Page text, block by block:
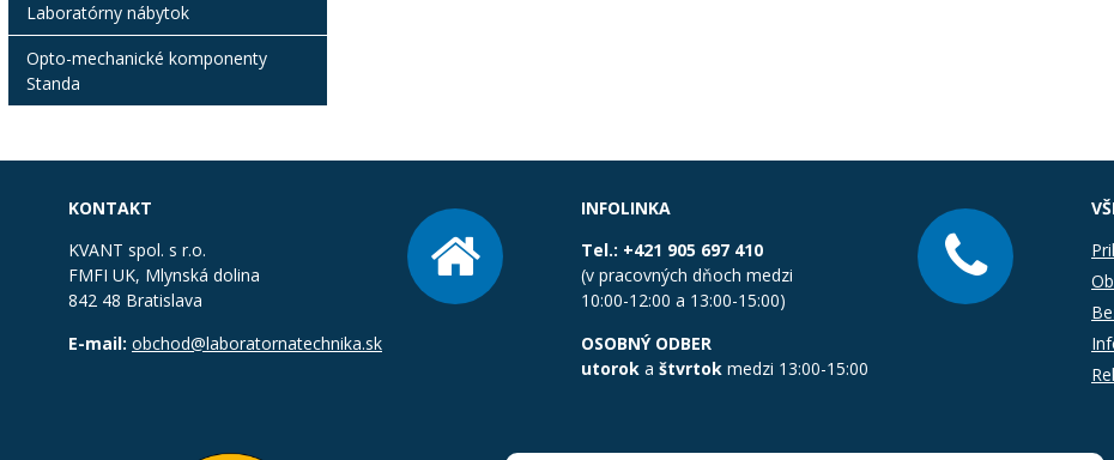
Laboratórny nábytok
Opto-mechanické komponenty
Standa
KONTAKT
KVANT spol. s r.o.
FMFI UK, Mlynská dolina
842 48 Bratislava
E-mail: obchod@laboratornatechnika.sk
INFOLINKA
Tel.: +421 905 697 410
(v pracovných dňoch medzi
10:00-12:00 a 13:00-15:00)
OSOBNÝ ODBER
utorok a štvrtok medzi 13:00-15:00